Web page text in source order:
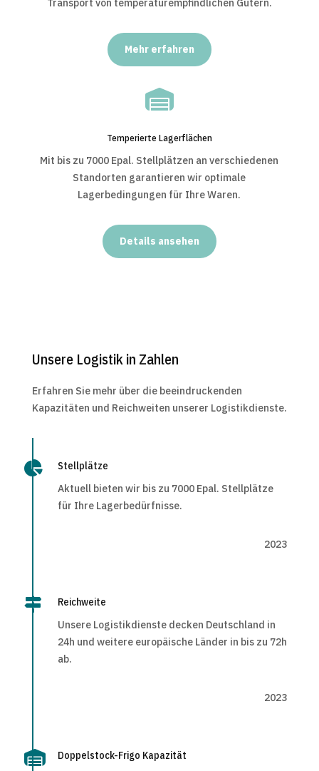
Transport von temperaturempfindlichen Gütern.
Mehr erfahren

Temperierte Lagerflächen
Mit bis zu 7000 Epal. Stellplätzen an verschiedenen
Standorten garantieren wir optimale
Lagerbedingungen für Ihre Waren.
Details ansehen
Unsere Logistik in Zahlen
Erfahren Sie mehr über die beeindruckenden
Kapazitäten und Reichweiten unserer Logistikdienste.

Stellplätze
Aktuell bieten wir bis zu 7000 Epal. Stellplätze
für Ihre Lagerbedürfnisse.
2023

Reichweite
Unsere Logistikdienste decken Deutschland in
24h und weitere europäische Länder in bis zu 72h
ab.
2023

Doppelstock-Frigo Kapazität